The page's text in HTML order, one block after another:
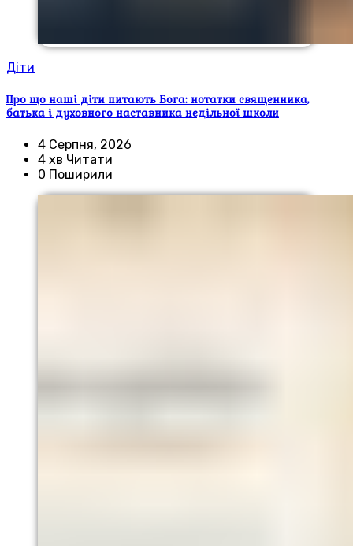
Діти
Про що наші діти питають Бога: нотатки священника,
батька і духовного наставника недільної школи
4 Серпня, 2026
4 хв Читати
0 Поширили